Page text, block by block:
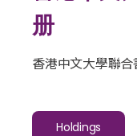
册
香港中文大學聯
Holdings